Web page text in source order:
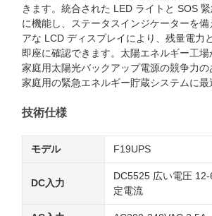
きます。統合された LED ライトと SOS
に機能し、ステータスインジケーターを備
アな LCD ディスプレイにより、残量電力
即座に確認できます。太陽エネルギー工場
家庭用太陽光バックアップ電源の競争力の
家庭用の緊急エネルギー貯蔵システムに最
技術仕様
モデル F19UPS
DC入力
DC5525 広い電圧
定電流